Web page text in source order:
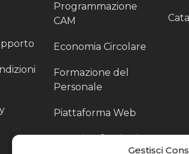
Gestisci
Programmazione
CAM
Economia Circolare
Formazione del
Personale
Piattaforma Web
Scouting fornitori